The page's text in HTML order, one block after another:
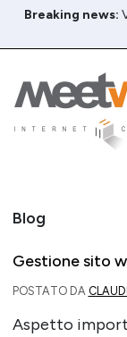
Breaking news:
Blog
Gestione sito
POSTATO DA
Aspetto